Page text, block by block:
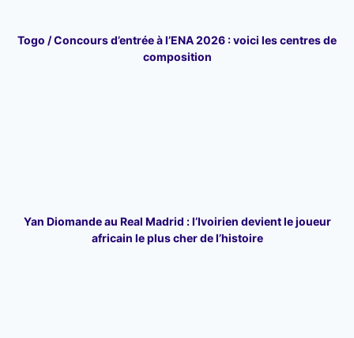
Togo / Concours d’entrée à l’ENA 2026 : voici les centres de
composition
Yan Diomande au Real Madrid : l’Ivoirien devient le joueur
africain le plus cher de l’histoire